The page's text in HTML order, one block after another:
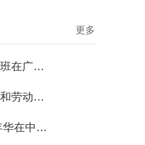
更多
全省工人文化宫主任业务培训班在广州开班
全国总工会部署加强安全生产和劳动保护工作
2026广东工会“工BA”职工嘉年华在中山举行